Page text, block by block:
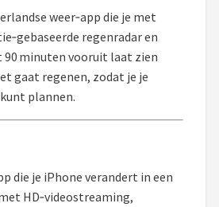
weer‑app die je met
regenradar en
minuten vooruit laat zien
gaat regenen, zodat je je
plannen.
die je iPhone verandert in een
HD‑videostreaming,